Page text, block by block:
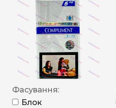
Фасування:
Блок